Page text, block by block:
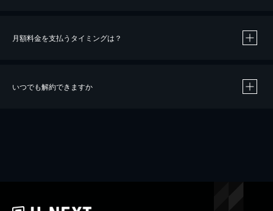
※40％ポイント還元の対象は、クレジットカード決済による作品の購入 / レンタルです。
iOSアプリのUコイン決済による作品の購入 / レンタルは、20％のポイント還元です。
月額料金を支払うタイミングは？
いつでも解約できますか